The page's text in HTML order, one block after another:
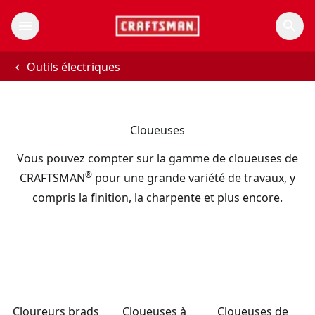
Outils électriques
Cloueuses
Vous pouvez compter sur la gamme de cloueuses de
CRAFTSMAN®pour une grande variété de travaux, y
compris la finition, la charpente et plus encore.
Cloureurs brads
Cloueuses à
Cloueuses de